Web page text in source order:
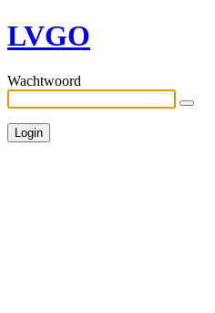
LVGO
Wachtwoord